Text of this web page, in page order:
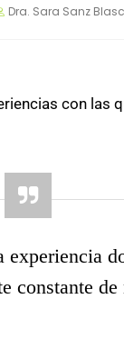
Dra. Sara Sanz
con
constante de